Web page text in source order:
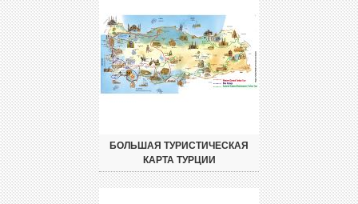
БОЛЬШАЯ ТУРИСТИЧЕСКАЯ
КАРТА ТУРЦИИ